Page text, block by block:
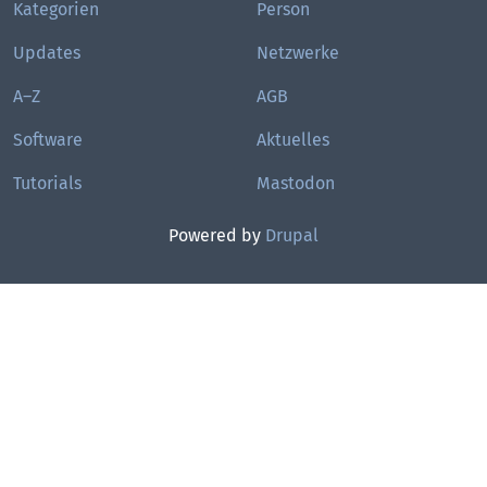
Kategorien
Updates
A–Z
Software
Tutorials
Person
Netzwerke
AGB
Aktuelles
Mastodon
Powered by Drupal